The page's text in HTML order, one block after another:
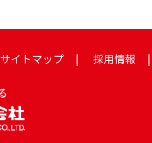
サイトマップ 採用情報